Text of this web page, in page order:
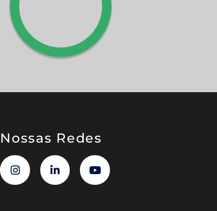
Nossas Redes